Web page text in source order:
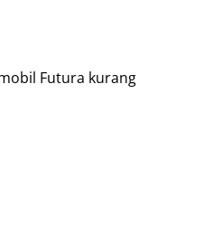
Futura kurang